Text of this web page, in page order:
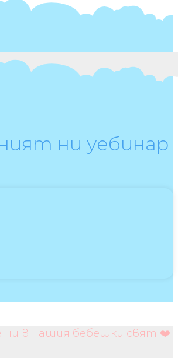
ни уебинар
ни в нашия бебешки свят ❤️